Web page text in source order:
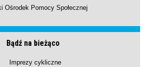
Ośrodek Pomocy Społecznej
Bądź na bieżąco
Imprezy cykliczne